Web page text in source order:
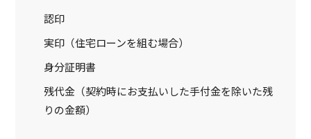
認印
実印（住宅ローンを組む場合）
身分証明書
残代金（契約時にお支払いした手付金を除いた残
りの金額）